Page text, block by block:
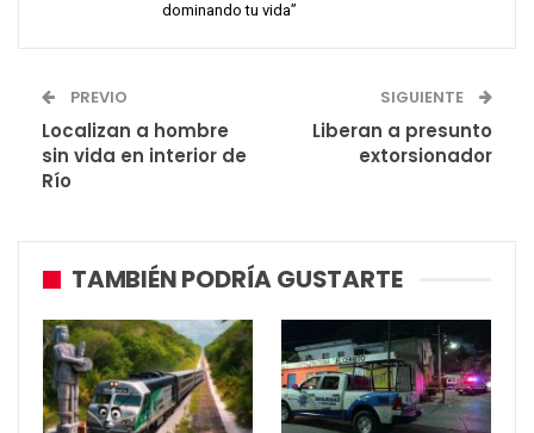
dominando tu vida”
PREVIO
Localizan a hombre
sin vida en interior de
Río
SIGUIENTE
Liberan a presunto
extorsionador
TAMBIÉN PODRÍA GUSTARTE